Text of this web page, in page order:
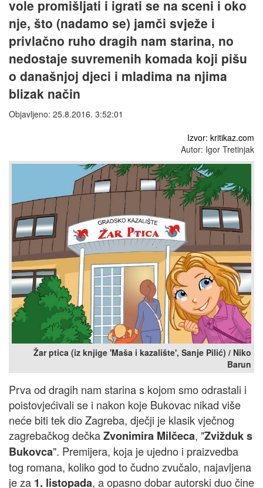
vole promišljati i igrati se na sceni i oko
nje, što (nadamo se) jamči svježe i
privlačno ruho dragih nam starina, no
nedostaje suvremenih komada koji pišu
o današnjoj djeci i mladima na njima
blizak način
Objavljeno: 25.8.2016. 3:52:01
Izvor: kritikaz.com
Autor: Igor Tretinjak
Žar ptica (iz knjige 'Maša i kazalište', Sanje Pilić) / Niko
Barun
Prva od dragih nam starina s kojom smo odrastali i
poistovjećivali se i nakon koje Bukovac nikad više
neće biti tek dio Zagreba, dječji je klasik vječnog
zagrebačkog dečkaZvonimira Milčeca, "Zvižduk s
Bukovca". Premijera, koja je ujedno i praizvedba
tog romana, koliko god to čudno zvučalo, najavljena
je za 1. listopada, a opasno dobar autorski duo čine